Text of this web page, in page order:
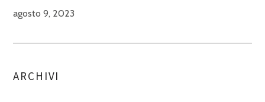
agosto 9, 2023
ARCHIVI